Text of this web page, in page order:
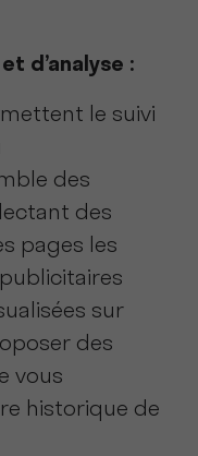
d’analyse :
le suivi
des
des
pages les
sur
des
vous
historique de